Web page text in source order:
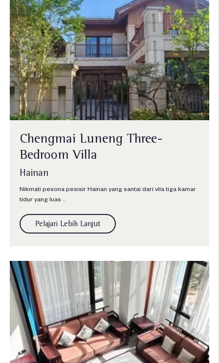
Chengmai Luneng Three-
Bedroom Villa
Hainan
Nikmati pesona pesisir Hainan yang santai dari vila tiga kamar
tidur yang luas ..
Pelajari Lebih Lanjut